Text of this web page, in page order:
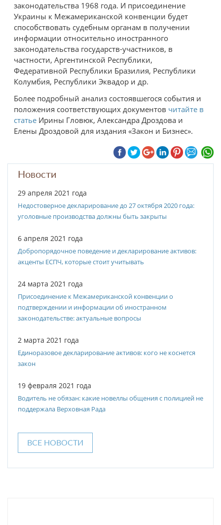
Новости
29 апреля 2021 года
Недостоверное декларирование до 27 октября 2020 года:
уголовные производства должны быть закрыты
6 апреля 2021 года
Добропорядочное поведение и декларирование активов:
акценты ЕСПЧ, которые стоит учитывать
24 марта 2021 года
Присоединение к Межамериканской конвенции о
подтверждении и информации об иностранном
законодательстве: актуальные вопросы
2 марта 2021 года
Единоразовое декларирование активов: кого не коснется
закон
19 февраля 2021 года
Водитель не обязан: какие новеллы общения с полицией не
поддержала Верховная Рада
ВСЕ НОВОСТИ
законодательства 1968 года. И присоединение
Украины к Межамериканской конвенции будет
способствовать судебным органам в получении
информации относительно иностранного
законодательства государств-участников, в
частности, Аргентинской Республики,
Федеративной Республики Бразилия, Республики
Колумбия, Республики Эквадор и др.
Более подробный анализ состоявшегося события и
положения соответствующих документов читайте в
статье Ирины Гловюк, Александра Дроздова и
Елены Дроздовой для издания «Закон и Бизнес».